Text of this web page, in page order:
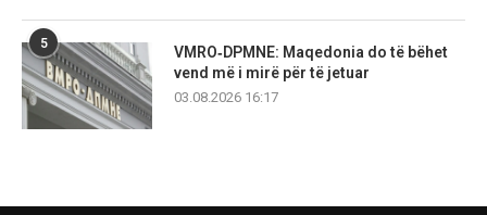
5
VMRO‑DPMNE: Maqedonia do të bëhet
vend më i mirë për të jetuar
03.08.2026 16:17